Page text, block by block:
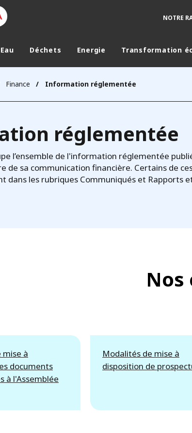
NOTRE
Dans le monde
AMÉRIQUE LATINE
Eau Déchets Energie Transformation
Finance Information réglementée
réglementée
l’ensemble de l'information réglementée
de sa communication financière. Certains de
dans les rubriques Communiqués et Rapports
mise à
documents
à l'Assemblée
Modalités de mise à
disposition de